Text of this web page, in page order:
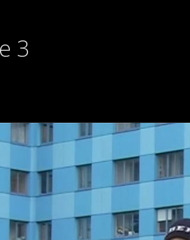
3